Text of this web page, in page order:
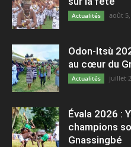
Actualités août
Odon-Itsù
au cœur du
Actualités juillet
Évala 2026 :
champions
Gnassingbé